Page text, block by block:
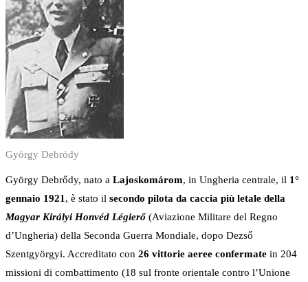
György Debrödy
György Debrődy, nato a Lajoskomárom, in Ungheria centrale, il 1°
gennaio 1921, è stato il secondo pilota da caccia più letale della
Magyar Királyi Honvéd Légierő (Aviazione Militare del Regno
d’Ungheria) della Seconda Guerra Mondiale, dopo Dezső
Szentgyörgyi. Accreditato con 26 vittorie aeree confermate in 204
missioni di combattimento (18 sul fronte orientale contro l’Unione